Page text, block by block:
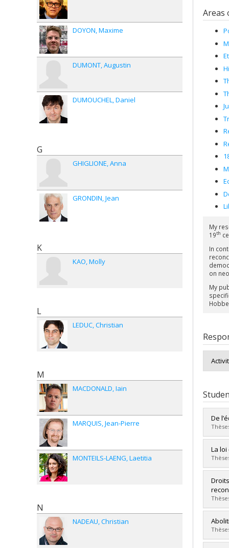
Areas
My
19th
In
on
My
De
Cycle
La
Lien
Cycle
DOYON Maxime
DUMONT Augustin
DUMOUCHEL Daniel
G
GHIGLIONE Anna
GRONDIN Jean
K
KAO Molly
L
LEDUC Christian
M
MACDONALD Iain
MARQUIS Jean-Pierre
MONTEILS-LAENG Laetitia
N
NADEAU Christian